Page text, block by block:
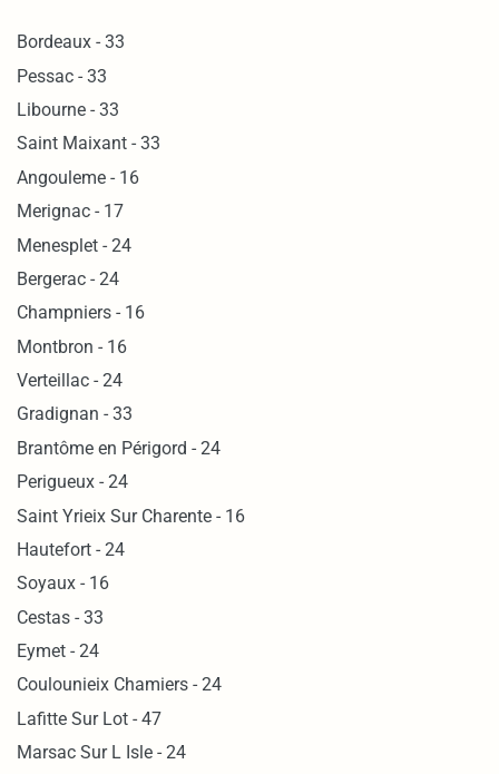
Bordeaux - 33
Pessac - 33
Libourne - 33
Saint Maixant - 33
Angouleme - 16
Merignac - 17
Menesplet - 24
Bergerac - 24
Champniers - 16
Montbron - 16
Verteillac - 24
Gradignan - 33
Brantôme en Périgord - 24
Perigueux - 24
Saint Yrieix Sur Charente - 16
Hautefort - 24
Soyaux - 16
Cestas - 33
Eymet - 24
Coulounieix Chamiers - 24
Lafitte Sur Lot - 47
Marsac Sur L Isle - 24